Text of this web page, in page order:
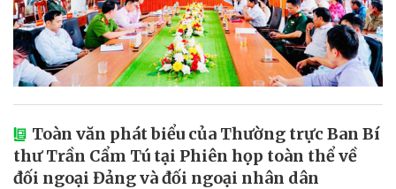
Toàn văn phát biểu của Thường trực Ban Bí
thư Trần Cẩm Tú tại Phiên họp toàn thể về
đối ngoại Đảng và đối ngoại nhân dân